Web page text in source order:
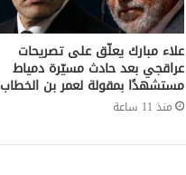
علاء مبارك يعلّق على تصريحات
عراقجي بعد حادث مسيّرة دمياط
مستشهدًا بمقولة لعمر بن الخطاب
منذ 11 ساعة